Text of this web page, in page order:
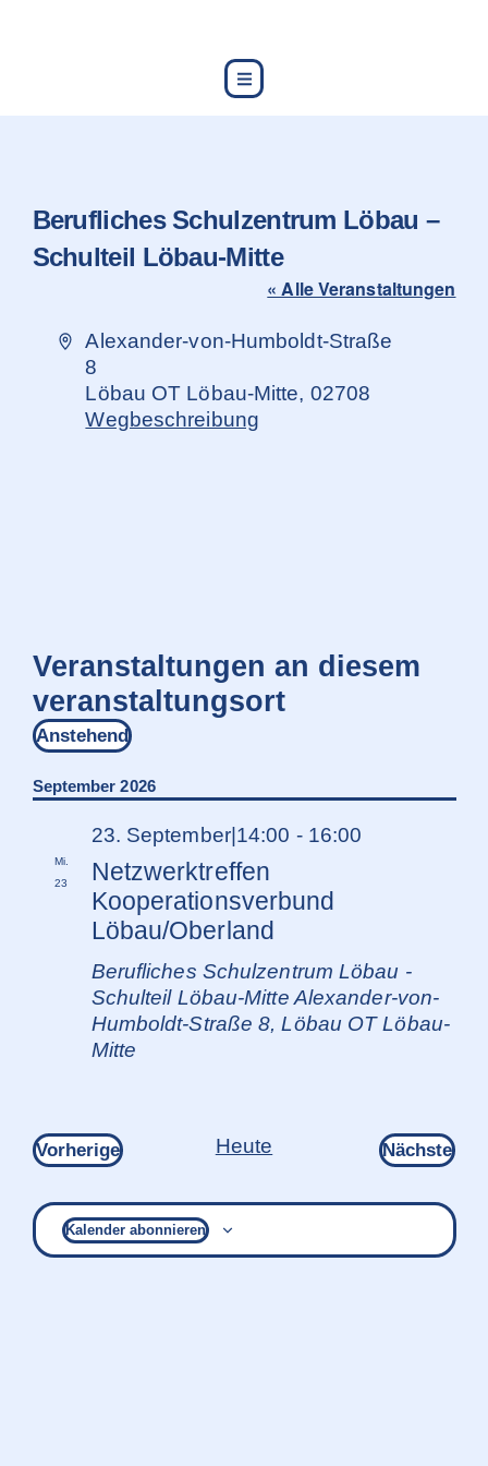
Berufliches Schulzentrum Löbau –
Schulteil Löbau-Mitte
« Alle Veranstaltungen
Adresse
Alexander-von-Humboldt-Straße
8
Löbau OT Löbau-Mitte, 02708
Wegbeschreibung
Veranstaltungen an diesem
veranstaltungsort
Anstehend
wählen.
September 2026
Mi.
23
Netzwerktreffen
Kooperationsverbund
Löbau/Oberland
23. September|14:00 - 16:00
Berufliches Schulzentrum Löbau -
Schulteil Löbau-Mitte Alexander-von-
Humboldt-Straße 8, Löbau OT Löbau-
Mitte
VorherigeVeranstaltungen
Heute Nächste
Kalender abonnieren